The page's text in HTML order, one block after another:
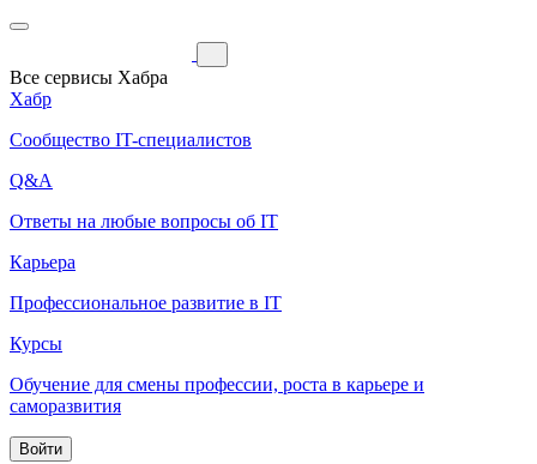
Все сервисы Хабра
Хабр
Сообщество IT-специалистов
Q&A
Ответы на любые вопросы об IT
Карьера
Профессиональное развитие в IT
Курсы
Обучение для смены профессии, роста в карьере и
саморазвития
Войти